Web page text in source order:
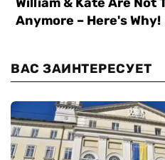
ВАС ЗАИНТЕРЕСУЕТ